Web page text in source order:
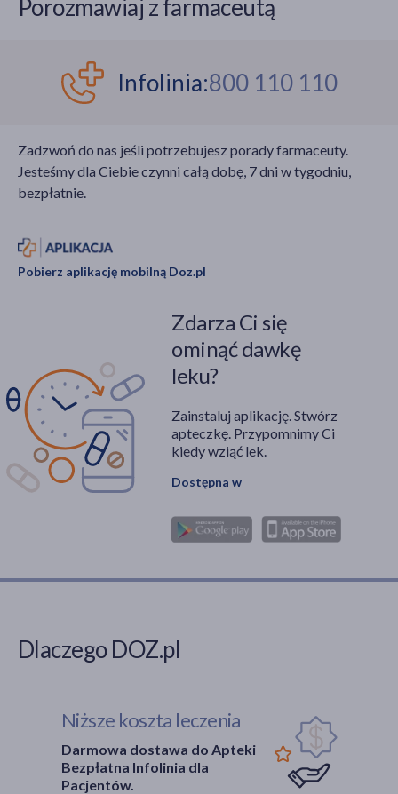
Porozmawiaj z farmaceutą
Infolinia:800 110 110
Zadzwoń do nas jeśli potrzebujesz porady farmaceuty.
Jesteśmy dla Ciebie czynni całą dobę, 7 dni w tygodniu,
bezpłatnie.
Pobierz aplikację mobilną Doz.pl
Zdarza Ci się
ominąć dawkę
leku?
Zainstaluj aplikację. Stwórz
apteczkę. Przypomnimy Ci
kiedy wziąć lek.
Dostępna w
Dlaczego DOZ.pl
Niższe koszta leczenia
Darmowa dostawa do Apteki
Bezpłatna Infolinia dla
Pacjentów.